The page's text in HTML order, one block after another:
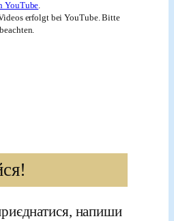
YouTube
erfolgt bei YouTube. Bitte
beachten.
напиши